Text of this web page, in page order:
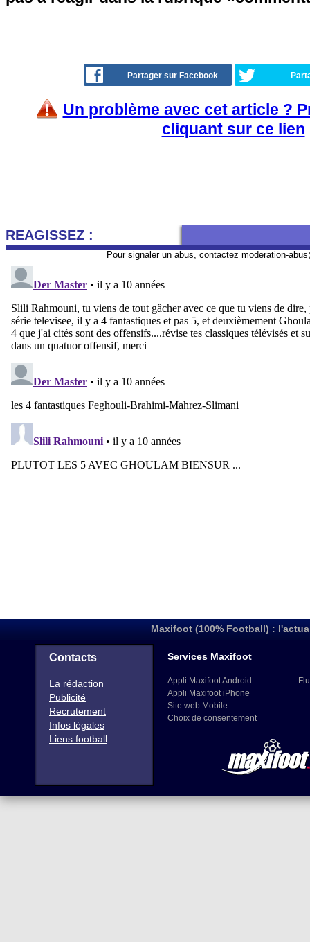
Partager sur Facebook
Un problème avec cet article ?
cliquant sur ce lien
REAGISSEZ :
Pour signaler un abus, contactez moderation-
Maxifoot (100% Football) :
Contacts
La rédaction
Publicité
Recrutement
Infos légales
Liens football
Services Maxifoot
Appli Maxifoot Android
Appli Maxifoot iPhone
Site web Mobile
Choix de consentement